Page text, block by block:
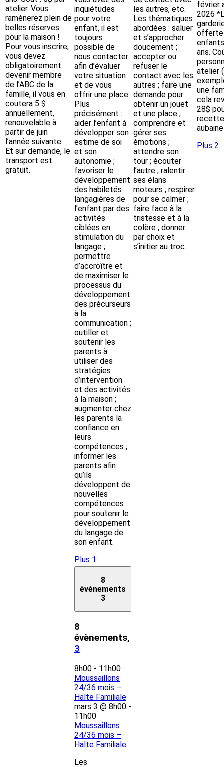
atelier. Vous
ramènerez plein de
belles réserves
pour la maison !
Pour vous inscrire,
vous devez
obligatoirement
devenir membre
de l’ABC de la
famille, il vous en
coutera 5 $
annuellement,
renouvelable à
partir de juin
l’année suivante.
Et sur demande, le
transport est
gratuit.
inquiétudes
pour votre
enfant, il est
toujours
possible de
nous contacter
afin d’évaluer
votre situation
et de vous
offrir une place.
Plus
précisément :
aider l’enfant à
développer son
estime de soi
et son
autonomie ;
favoriser le
développement
des habiletés
langagières de
l’enfant par des
activités
ciblées en
stimulation du
langage ;
permettre
d’accroître et
de maximiser le
processus du
développement
des précurseurs
à la
communication ;
outiller et
soutenir les
parents à
utiliser des
stratégies
d’intervention
et des activités
à la maison ;
augmenter chez
les parents la
confiance en
leurs
compétences ;
informer les
parents afin
qu’ils
développent de
nouvelles
compétences
pour soutenir le
développement
du langage de
son enfant.
Plus 1
les autres, etc.
Les thématiques
abordées : saluer
et s’approcher
doucement ;
accepter ou
refuser le
contact avec les
autres ; faire une
demande pour
obtenir un jouet
et une place ;
comprendre et
gérer ses
émotions ;
attendre son
tour ; écouter
l’autre ; ralentir
ses élans
moteurs ; respirer
pour se calmer ;
faire face à la
tristesse et à la
colère ; donner
par choix et
s’initier au troc.
février
2026
offerte
ans.
atelier
une
cela
28$
Plus 2
8
évènements
3
8
évènements,
3
8h00 - 11h00
Moussaillons
24/36 mois –
Halte Familiale
mars 3 @ 8h00 -
11h00
Moussaillons
24/36 mois –
Halte Familiale
Les